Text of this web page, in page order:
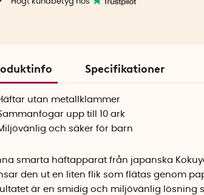
Specifikationer
utan metallklammer
upp till 10 ark
och säker för barn
smarta häftapparat från japanska
den ut en liten flik som flätas genom
är en smidig och miljövänlig lösning